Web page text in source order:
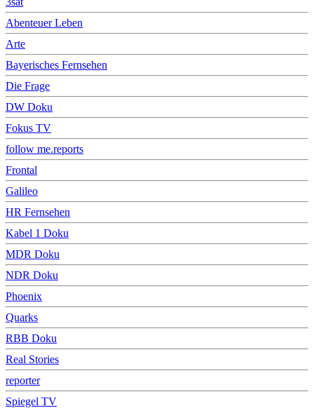
Abenteuer Leben
Arte
Bayerisches Fernsehen
Die Frage
DW Doku
Fokus TV
follow me.reports
Frontal
Galileo
HR Fernsehen
Kabel 1 Doku
MDR Doku
NDR Doku
Phoenix
Quarks
RBB Doku
Real Stories
reporter
Spiegel TV